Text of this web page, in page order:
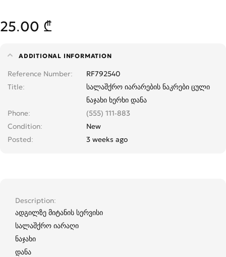
25.00 ₾
ADDITIONAL INFORMATION
Reference Number
RF792540
Title
სალაშქრო იარარების ნაკრები ცული
ნაჯახი ხერხი დანა
Phone
(555) 111-883
Condition
New
Posted
3 weeks ago
Description
ადგილზე მიტანის სერვისი
სალაშქრო იარაღი
ნაჯახი
დანა